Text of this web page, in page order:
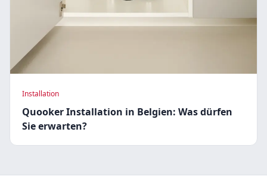
Installation
Quooker Installation in Belgien: Was dürfen
Sie erwarten?